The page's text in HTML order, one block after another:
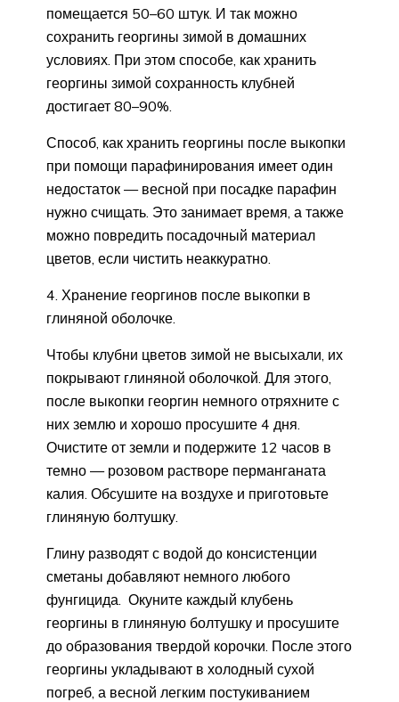
помещается 50–60 штук. И так можно
сохранить георгины зимой в домашних
условиях. При этом способе, как хранить
георгины зимой сохранность клубней
достигает 80–90%.
Способ, как хранить георгины после выкопки
при помощи парафинирования имеет один
недостаток — весной при посадке парафин
нужно счищать. Это занимает время, а также
можно повредить посадочный материал
цветов, если чистить неаккуратно.
4. Хранение георгинов после выкопки в
глиняной оболочке.
Чтобы клубни цветов зимой не высыхали, их
покрывают глиняной оболочкой. Для этого,
после выкопки георгин немного отряхните с
них землю и хорошо просушите 4 дня.
Очистите от земли и подержите 12 часов в
темно — розовом растворе перманганата
калия. Обсушите на воздухе и приготовьте
глиняную болтушку.
Глину разводят с водой до консистенции
сметаны добавляют немного любого
фунгицида. Окуните каждый клубень
георгины в глиняную болтушку и просушите
до образования твердой корочки. После этого
георгины укладывают в холодный сухой
погреб, а весной легким постукиванием